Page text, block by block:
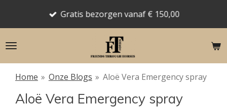
de
Gratis bezorgen vanaf € 150,00
Home » Onze Blogs » Aloë Vera Emergency spray
Aloë Vera Emergency spray